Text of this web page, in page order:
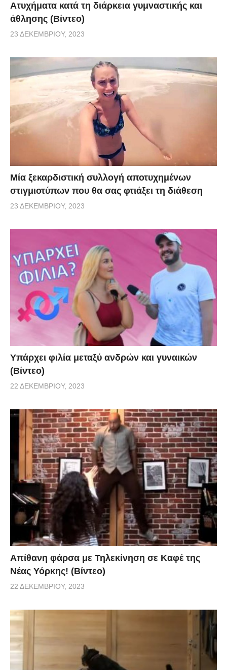
Aτυχήματα κατά τη διάρκεια γυμναστικής και
άθλησης (Βίντεο)
23 ΔΕΚΕΜΒΡΊΟΥ, 2023
Μία ξεκαρδιστική συλλογή αποτυχημένων
στιγμιοτύπων που θα σας φτιάξει τη διάθεση
23 ΔΕΚΕΜΒΡΊΟΥ, 2023
Υπάρχει φιλία μεταξύ ανδρών και γυναικών
(Βίντεο)
22 ΔΕΚΕΜΒΡΊΟΥ, 2023
Απίθανη φάρσα με Τηλεκίνηση σε Καφέ της
Νέας Υόρκης! (Βίντεο)
22 ΔΕΚΕΜΒΡΊΟΥ, 2023